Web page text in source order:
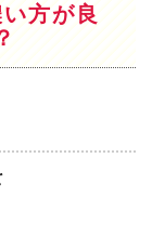
方が良